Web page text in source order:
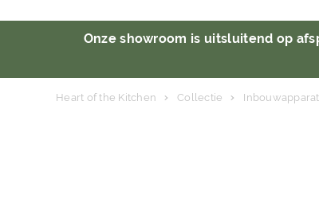
Onze showroom is uitsluitend op
Heart of the Kitchen Collectie